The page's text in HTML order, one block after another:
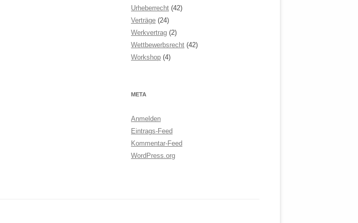
Urheberrecht (42)
Verträge (24)
Werkvertrag (2)
Wettbewerbsrecht (42)
Workshop (4)
META
Anmelden
Eintrags-Feed
Kommentar-Feed
WordPress.org